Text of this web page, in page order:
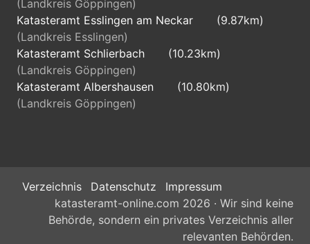
(Landkreis Göppingen)
Katasteramt Esslingen am Neckar
(9.87km)
(Landkreis Esslingen)
Katasteramt Schlierbach
(10.23km)
(Landkreis Göppingen)
Katasteramt Albershausen
(10.80km)
(Landkreis Göppingen)
Verzeichnis Datenschutz
Impressum
katasteramt-online.com 2026 · Wir sind keine
Behörde, sondern ein privates Verzeichnis aller
relevanten Behörden.